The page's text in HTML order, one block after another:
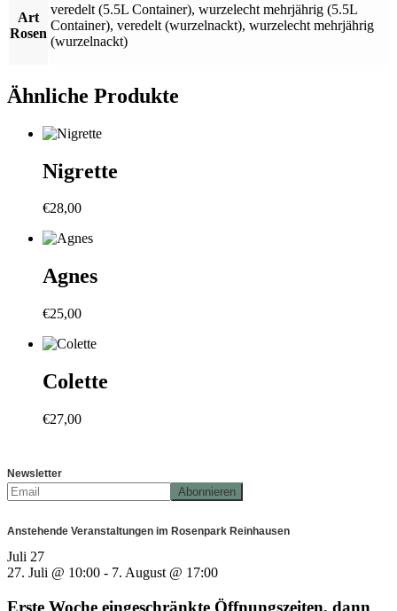
Art
Rosen
veredelt (5.5L Container), wurzelecht mehrjährig (5.5L
Container), veredelt (wurzelnackt), wurzelecht mehrjährig
(wurzelnackt)
Ähnliche Produkte
Nigrette
€28,00
Agnes
€25,00
Colette
€27,00
Newsletter
Anstehende Veranstaltungen im Rosenpark Reinhausen
Juli 27
27. Juli @ 10:00 - 7. August @ 17:00
Erste Woche eingeschränkte Öffnungszeiten, dann